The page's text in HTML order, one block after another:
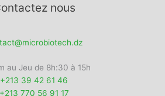
nous
au Jeu de 8h:30 à 15h
+213 39 42 61 46
+213 770 56 91 17